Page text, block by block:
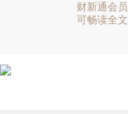
财新通会员
可畅读全文